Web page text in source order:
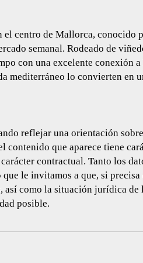
el centro de Mallorca, conocido
semanal. Rodeado de
con una excelente conexión a
mediterráneo lo convierten en
reflejar una orientación
que aparece tiene
contractual. Tanto los
le invitamos a que, si precisa
así como la situación jurídica de
posible.